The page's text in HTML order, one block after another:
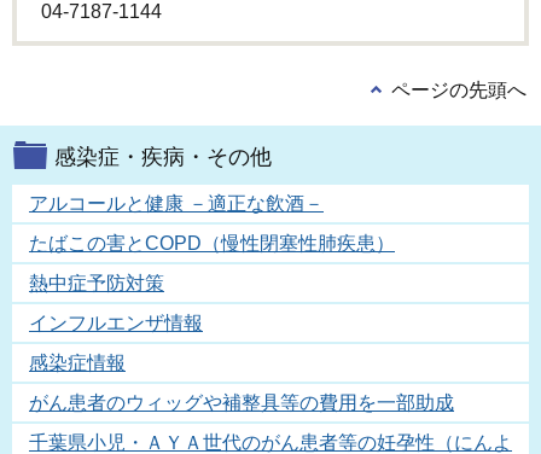
04-7187-1144
ページの先頭へ
感染症・疾病・その他
アルコールと健康 －適正な飲酒－
たばこの害とCOPD（慢性閉塞性肺疾患）
熱中症予防対策
インフルエンザ情報
感染症情報
がん患者のウィッグや補整具等の費用を一部助成
千葉県小児・ＡＹＡ世代のがん患者等の妊孕性（にんよ